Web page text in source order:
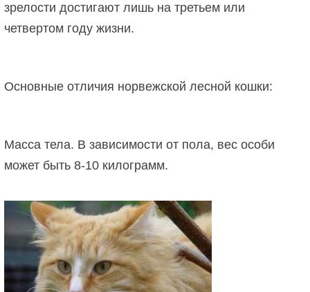
зрелости достигают лишь на третьем или
четвертом году жизни.
Основные отличия норвежской лесной кошки:
Масса тела. В зависимости от пола, вес особи
может быть 8-10 килограмм.